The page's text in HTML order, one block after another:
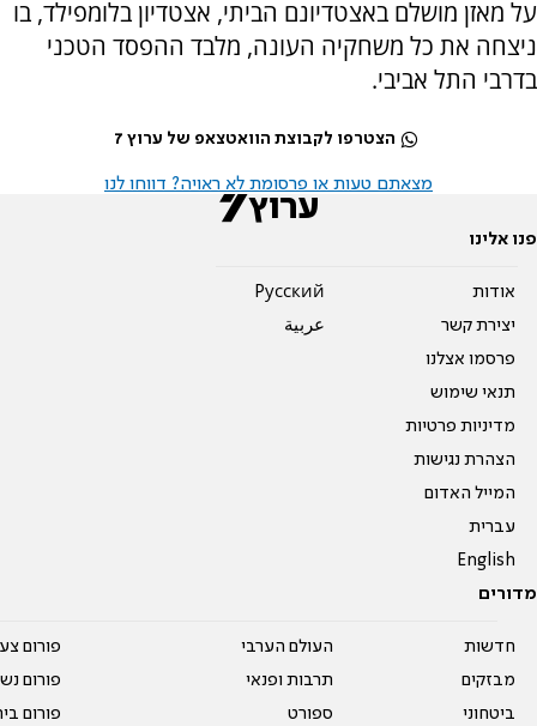
על מאזן מושלם באצטדיונם הביתי, אצטדיון בלומפילד, בו
ניצחה את כל משחקיה העונה, מלבד ההפסד הטכני
בדרבי התל אביבי.
הצטרפו לקבוצת הוואטצאפ של ערוץ 7
מצאתם טעות או פרסומת לא ראויה? דווחו לנו
פנו אלינו
אודות
יצירת קשר
פרסמו אצלנו
תנאי שימוש
מדיניות פרטיות
הצהרת נגישות
המייל האדום
עברית
English
Pусский
عربية
מדורים
חדשות
מבזקים
ביטחוני
העולם הערבי
תרבות ופנאי
ספורט
פורום
פורום
פורום